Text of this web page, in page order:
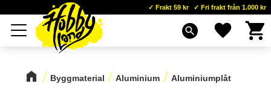
Meny
Frakt 59 kr Fri frakt från 1.000 kr
search Favoriter
Byggmaterial Aluminium Aluminiumplåt